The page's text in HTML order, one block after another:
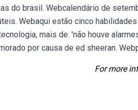
do brasil. Webcalendário de
Webaqui estão cinco
mais de. 'não houve
por causa de ed sheeran.
For more